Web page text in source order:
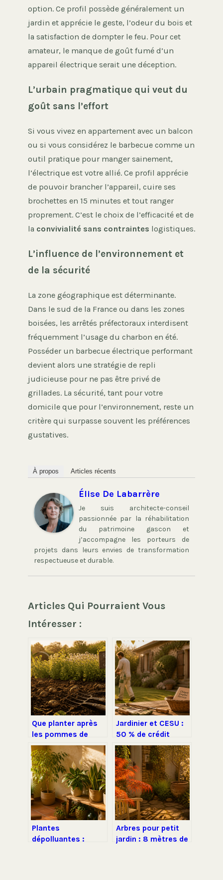
option. Ce profil possède généralement un
jardin et apprécie le geste, l’odeur du bois et
la satisfaction de dompter le feu. Pour cet
amateur, le manque de goût fumé d’un
appareil électrique serait une déception.
L’urbain pragmatique qui veut du
goût sans l’effort
Si vous vivez en appartement avec un balcon
ou si vous considérez le barbecue comme un
outil pratique pour manger sainement,
l’électrique est votre allié. Ce profil apprécie
de pouvoir brancher l’appareil, cuire ses
brochettes en 15 minutes et tout ranger
proprement. C’est le choix de l’efficacité et de
la convivialité sans contraintes logistiques.
L’influence de l’environnement et
de la sécurité
La zone géographique est déterminante.
Dans le sud de la France ou dans les zones
boisées, les arrêtés préfectoraux interdisent
fréquemment l’usage du charbon en été.
Posséder un barbecue électrique performant
devient alors une stratégie de repli
judicieuse pour ne pas être privé de
grillades. La sécurité, tant pour votre
domicile que pour l’environnement, reste un
critère qui surpasse souvent les préférences
gustatives.
À propos Articles récents
Élise De Labarrère
Je suis architecte-conseil
passionnée par la réhabilitation
du patrimoine gascon et
j’accompagne les porteurs de
projets dans leurs envies de transformation
respectueuse et durable.
Articles Qui Pourraient Vous
Intéresser :
Que planter après
les pommes de
terre : 4 stratégies
pour régénérer
votre sol et éviter
les maladies
Jardinier et CESU :
50 % de crédit
d’impôt et mode
d’emploi pour
déclarer
Plantes
dépolluantes :
Arbres pour petit
jardin : 8 mètres de